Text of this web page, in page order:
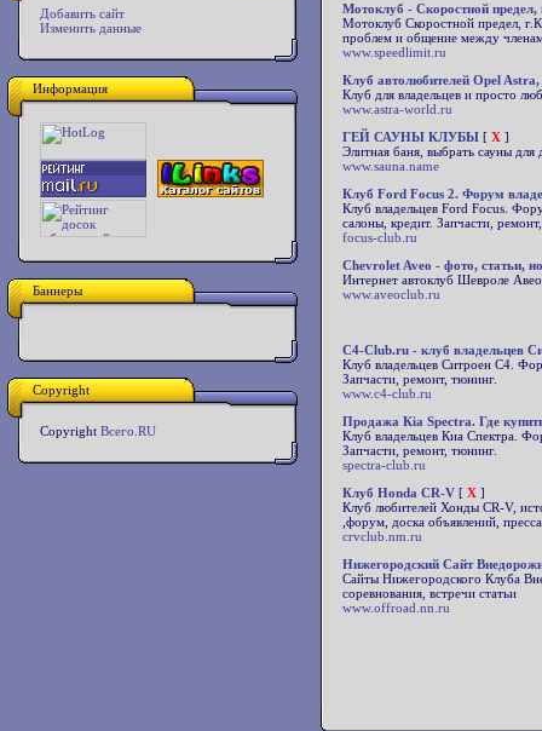
Добавить сайт
Изменить данные
Информация
Баннеры
Copyright
Copyright Всего.RU
Мотоклуб - Скоростной предел,
Мотоклуб Скоростной предел,
проблем и общение между
www.speedlimit.ru
Клуб автолюбителей Opel
Клуб для владельцев и просто
www.astra-world.ru
ГЕЙ САУНЫ КЛУБЫ [ X ]
Элитная баня, выбрать сауны для
www.sauna.name
Клуб Ford Focus 2. Форум
Клуб владельцев Ford Focus.
салоны, кредит. Запчасти,
focus-club.ru
Chevrolet Aveo - фото, статьи,
Интернет автоклуб Шевроле
www.aveoclub.ru
C4-Club.ru - клуб владельцев
Клуб владельцев Ситроен С4.
Запчасти, ремонт, тюнинг.
www.c4-club.ru
Продажа Кia Spectra. Где
Клуб владельцев Киа Спектра.
Запчасти, ремонт, тюнинг.
spectra-club.ru
Клуб Honda CR-V [ X ]
Клуб любителей Хонды CR-V,
,форум, доска объявлений,
crvclub.nm.ru
Нижегородский Сайт
Сайты Нижегородского Клуба
соревнования, встречи статьи
www.offroad.nn.ru